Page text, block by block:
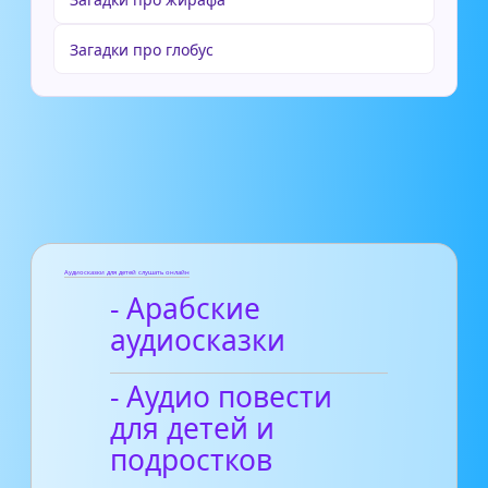
Загадки про глобус
Аудиосказки для детей слушать онлайн
- Арабские
аудиосказки
- Аудио повести
для детей и
подростков